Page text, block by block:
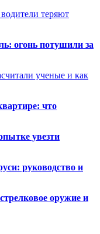
теряют
огонь потушили за
ученые и как
что
увезти
руководство и
оружие и